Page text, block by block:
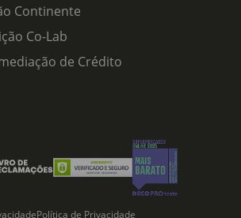
Continente
Co-Lab
de Crédito
Política de Privacidade